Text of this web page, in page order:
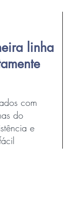
linha
com
do
e